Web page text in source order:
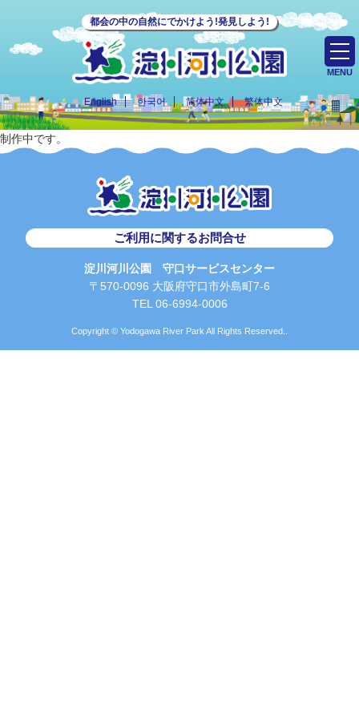
都会の中の自然にでかけよう!発見しよう!
English 한국어 简体中文 繁体中文
MENU
制作中です。
ご利用に関するお問合せ
淀川河川公園 守口サービスセンター
〒570-0096 大阪府守口市外島町7-6
TEL 06-6994-0006
Copyright © Yodogawa River Park All Rights Reserved..